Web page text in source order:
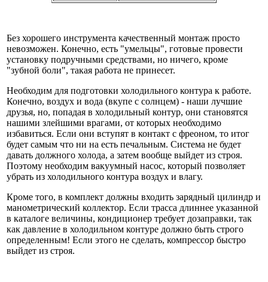
Без хорошего инструмента качественный монтаж просто
невозможен. Конечно, есть "умельцы", готовые провести
установку подручными средствами, но ничего, кроме
"зубной боли", такая работа не принесет.
Необходим для подготовки холодильного контура к работе.
Конечно, воздух и вода (вкупе с солнцем) - наши лучшие
друзья, но, попадая в холодильный контур, они становятся
нашими злейшими врагами, от которых необходимо
избавиться. Если они вступят в контакт с фреоном, то итог
будет самым что ни на есть печальным. Система не будет
давать должного холода, а затем вообще выйдет из строя.
Поэтому необходим вакуумный насос, который позволяет
убрать из холодильного контура воздух и влагу.
Кроме того, в комплект должны входить зарядный цилиндр и
манометрический коллектор. Если трасса длиннее указанной
в каталоге величины, кондиционер требует дозаправки, так
как давление в холодильном контуре должно быть строго
определенным! Если этого не сделать, компрессор быстро
выйдет из строя.